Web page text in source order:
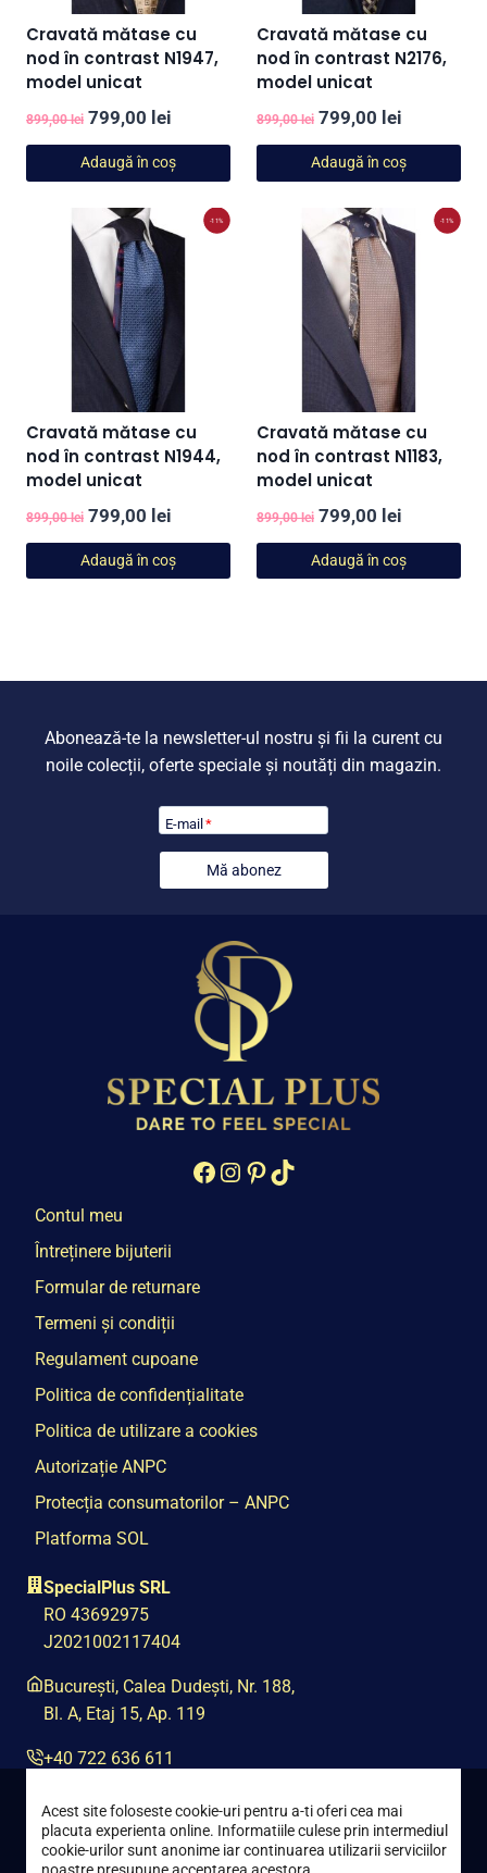
Cravată mătase cu
nod în contrast N1947,
model unicat
899,00lei Prețul
inițial
fost:
899,00 lei.
799,00 lei
curent
este:
799,00 lei.
Adaugă în coș
Cravată mătase cu
nod în contrast N2176,
model unicat
899,00lei Prețul
inițial
fost:
899,00 lei.
799,00 lei
curent
este:
799,00
Adaugă în coș
-11%
Cravată mătase cu
nod în contrast N1944,
model unicat
899,00lei Prețul
inițial
a
799,00 lei
curent
este:
Adaugă în coș
-11%
Cravată mătase cu
nod în contrast N1183,
model unicat
899,00lei Prețul
inițial
a
799,00 lei
curent
este:
Adaugă în coș
Abonează-te la newsletter-ul nostru și fii la curent cu
noile colecții, oferte speciale și noutăți din magazin.
E-mail*
Mă abonez
Facebook
Instagram
Pinterest
TikTok
Contul meu
Întreținere bijuterii
Formular de returnare
Termeni și condiții
Regulament cupoane
Politica de confidențialitate
Politica de utilizare a cookies
Autorizație ANPC
Protecția consumatorilor – ANPC
Platforma SOL
SpecialPlus SRL
RO 43692975
J2021002117404
București, Calea Dudești, Nr. 188,
Bl. A, Etaj 15, Ap. 119
+40 722 636 611
contact@special-plus.ro
Acest site foloseste cookie-uri pentru a-ti oferi cea mai
placuta experienta online. Informatiile culese prin intermediul
cookie-urilor sunt anonime iar continuarea utilizarii serviciilor